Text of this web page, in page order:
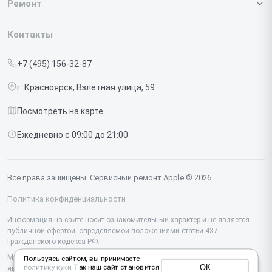
Срочный ремонт
Доставка и способы оплаты
Диагностика
Контакты
Ремонт
Iphone
Studio Display
Vision Pro
Контакты
+7 (495) 156-32-87
г. Красноярск, Взлётная улица, 59
Посмотреть на карте
Ежедневно с 09:00 до 21:00
Все права защищены. Сервисный ремонт Apple © 2026
Политика конфиденциальности
Информация на сайте носит ознакомительный характер и не является
публичной офертой, определяемой положениями статьи 437
Гражданского кодекса РФ.
Мы специализируемся на обслуживании и ремонте техники Apple, но не
являемся их официальным представителем. Предоставляем
Пользуясь сайтом, вы принимаете
политику куки. Так наш сайт становится
ОК